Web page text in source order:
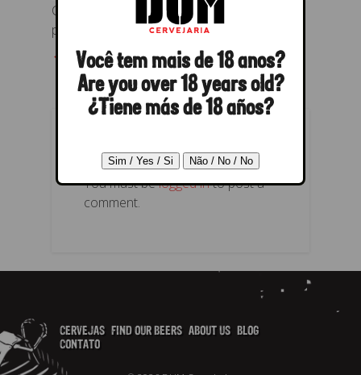
Cacau colocado, a maturação faz o seu
papel agora.
← PreviousNext →
POST A REPLY
You must belogged into post a
comment.
CERVEJAS FIND OUR BEERS ABOUT US
BLOG
CONTATO
Você tem mais de 18 anos?
Are you over 18 years old?
¿Tiene más de 18 años?